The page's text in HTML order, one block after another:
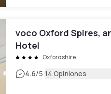
voco Oxford Spires,
Hotel
Oxfordshire
4.6/5|14 Opiniones